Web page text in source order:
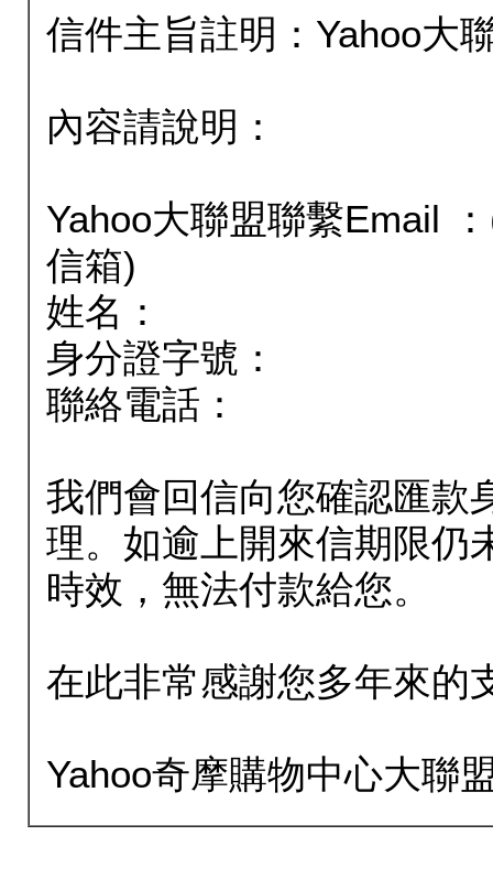
信件主旨註明：Yahoo大
內容請說明：
Yahoo大聯盟聯繫Email
信箱)
姓名：
身分證字號：
聯絡電話：
我們會回信向您確認匯款
理。如逾上開來信期限仍
時效，無法付款給您。
在此非常感謝您多年來的
Yahoo奇摩購物中心大